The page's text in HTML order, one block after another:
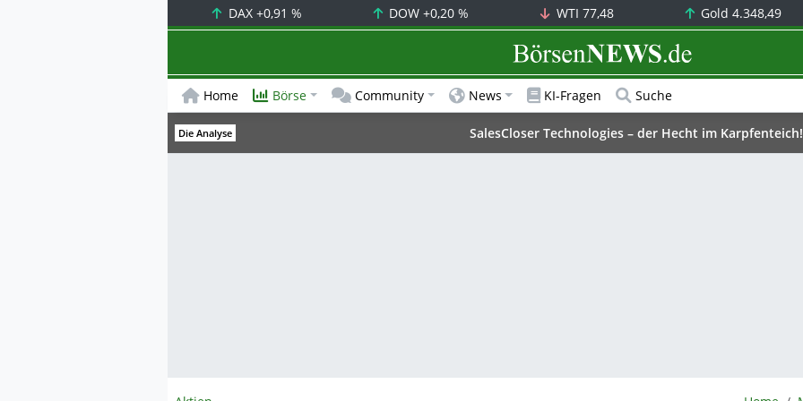
DAX +0,91 % DOW+0,20 % WTI 77,48 Gold4.348,49
BörsenNEWS.de
Home Börse Community News KI-Fragen Suche
Die Analyse SalesCloser Technologies – der Hecht im Karpfenteich!